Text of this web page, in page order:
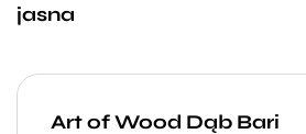
jasna
Art of Wood Dąb Bari